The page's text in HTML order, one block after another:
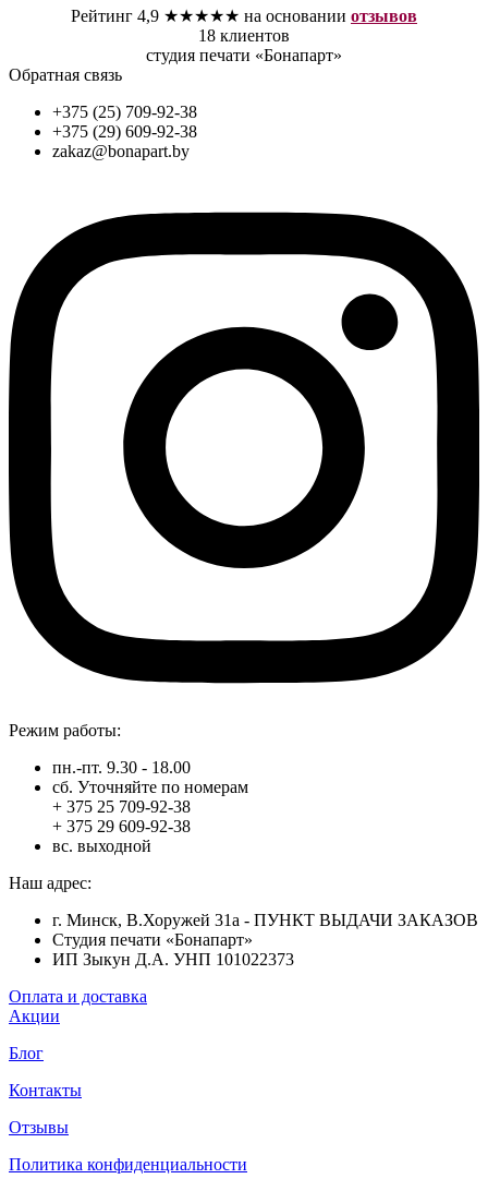
Рейтинг 4,9 ★★★★★ на основании отзывов
18 клиентов
студия печати «Бонапарт»
Обратная связь
+375 (25) 709-92-38
+375 (29) 609-92-38
zakaz@bonapart.by
Режим работы:
пн.-пт. 9.30 - 18.00
сб. Уточняйте по номерам
+ 375 25 709-92-38
+ 375 29 609-92-38
вс. выходной
Наш адрес:
г. Минск, В.Хоружей 31а - ПУНКТ ВЫДАЧИ ЗАКАЗОВ
Студия печати «Бонапарт»
ИП Зыкун Д.А. УНП 101022373
Оплата и доставка
Акции
Блог
Контакты
Отзывы
Политика конфиденциальности